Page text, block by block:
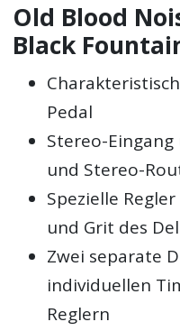
Old Blood
Black
Pedal
Stereo-
und Stereo-
Spezielle
und Grit des
Zwei separate
individuellen
Reglern